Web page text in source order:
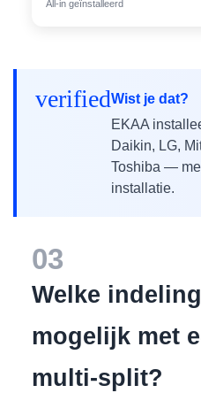
All-in geïnstalleerd
verifiedWist je dat?
EKAA
Daikin, LG,
Toshiba —
installatie.
03
Welke
mogelijk met
multi-split?